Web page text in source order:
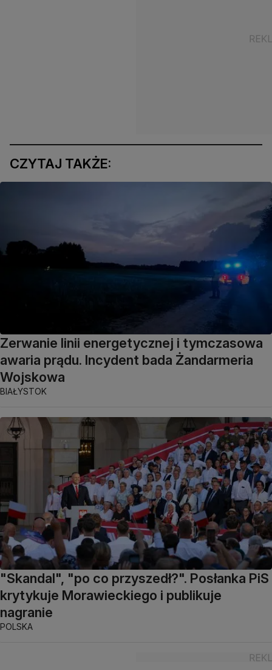
CZYTAJ TAKŻE:
Zerwanie linii energetycznej i tymczasowa
awaria prądu. Incydent bada Żandarmeria
Wojskowa
BIAŁYSTOK
"Skandal", "po co przyszedł?". Posłanka PiS
krytykuje Morawieckiego i publikuje
nagranie
POLSKA